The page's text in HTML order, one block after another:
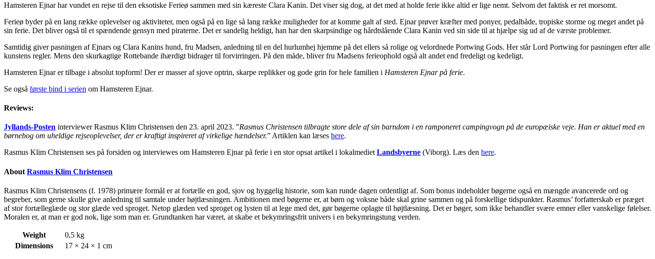
Hamsteren Ejnar har vundet en rejse til den eksotiske Ferieø sammen med sin kæreste Clara Kanin. Det viser sig dog, at det med at holde ferie ikke altid er lige nemt. Selvom det faktisk er ret morsomt.
Ferieø byder på en lang række oplevelser og aktiviteter, men også på en lige så lang række muligheder for at komme galt af sted. Ejnar prøver kræfter med ponyer, pedalbåde, tropiske storme og meget andet på
sin ferie. Det bliver også til et spændende gensyn med piraterne. Det er sandelig heldigt, han har den skarpsindige og hårdtslående Clara Kanin ved sin side til at hjælpe sig ud af de værste problemer.
Samtidig giver pasningen af Ejnars og Clara Kanins hund, fru Madsen, anledning til en del hurlumhej hjemme på det ellers så rolige og velordnede Portwing Gods. Her står Lord Portwing for pasningen efter alle
kunstens regler. Mens den skurkagtige Rottebande ihærdigt bidrager til forvirringen. På den måde, bliver fru Madsens ferieophold også alt andet end fredeligt og kedeligt.
Hamsteren Ejnar er tilbage i absolut topform! Der er masser af sjove optrin, skarpe replikker og gode grin for hele familien i Hamsteren Ejnar på ferie.
Se også første bind i serien om Hamsteren Ejnar.
Reviews:
Jyllands-Posten interviewer Rasmus Klim Christensen den 23. april 2023. ”Rasmus Christensen tilbragte store dele af sin barndom i en ramponeret campingvogn på de europæiske veje. Han er aktuel med en
børnebog om uheldige rejseoplevelser, der er kraftigt inspireret af virkelige hændelser.” Artiklen kan læses here.
Rasmus Klim Christensen ses på forsiden og interviewes om Hamsteren Ejnar på ferie i en stor opsat artikel i lokalmedietLandsbyerne (Viborg). Læs den here.
About Rasmus Klim Christensen
Rasmus Klim Christensens (f. 1978) primære formål er at fortælle en god, sjov og hyggelig historie, som kan runde dagen ordentligt af. Som bonus indeholder bøgerne også en mængde avancerede ord og
begreber, som gerne skulle give anledning til samtale under højtlæsningen. Ambitionen med bøgerne er, at børn og voksne både skal grine sammen og på forskellige tidspunkter. Rasmus’ forfatterskab er præget
af stor fortælleglæde og stor glæde ved sproget. Netop glæden ved sproget og lysten til at lege med det, gør bøgerne oplagte til højtlæsning. Det er bøger, som ikke behandler svære emner eller vanskelige følelser.
Moralen er, at man er god nok, lige som man er. Grundtanken har været, at skabe et bekymringsfrit univers i en bekymringstung verden.
Weight
0,5 kg
Dimensions
17 × 24 × 1 cm